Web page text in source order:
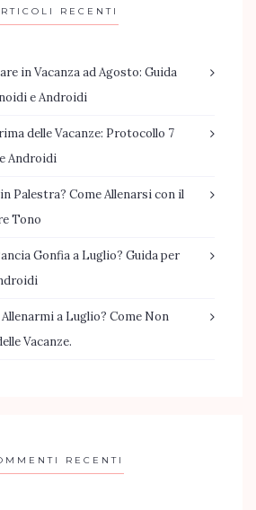
RECENTI
in Vacanza ad Agosto: Guida
e Androidi
delle Vacanze: Protocollo 7
Androidi
Palestra? Come Allenarsi con il
Tono
Gonfia a Luglio? Guida per
a Luglio? Come Non
Vacanze.
RECENTI